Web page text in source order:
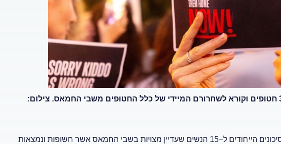
הדו"ח מפרט את מצבם הבריאותי של 38 חטופים וקורא לשחרורם המיידי של כלל החטופים משבי החמאס. צילום:
בחלק משמעותי מתוכו מדגיש הדו"ח את הסיכונים הייחודים ל–15 הנשים שעדיין מצויות בשבי החמאס אשר חשופות ונמצאות